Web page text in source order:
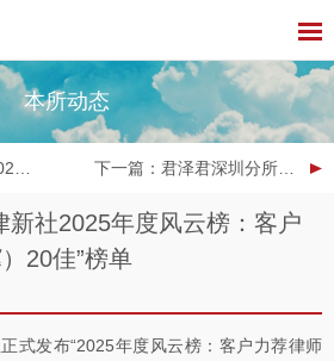
本所动态
榜单 下一篇 ：君泽君深圳分所律师代理的某上市公司证券虚假陈述案件再次成功入选广东高院典型案例
新社2025年度风云榜：客户
20佳”榜单
式发布“2025年度风云榜：客户力荐律师